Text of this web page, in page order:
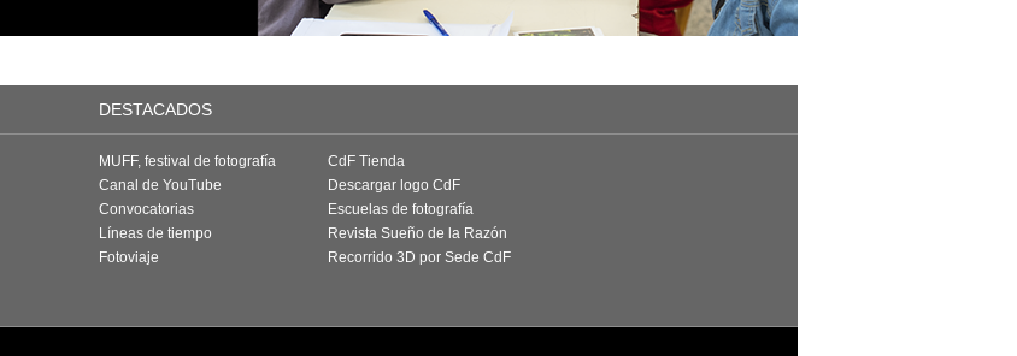
DESTACADOS
MUFF, festival de fotografía
Canal de YouTube
Convocatorias
Líneas de tiempo
Fotoviaje
CdF Tienda
Descargar logo CdF
Escuelas de fotografía
Revista Sueño de la Razón
Recorrido 3D por Sede CdF